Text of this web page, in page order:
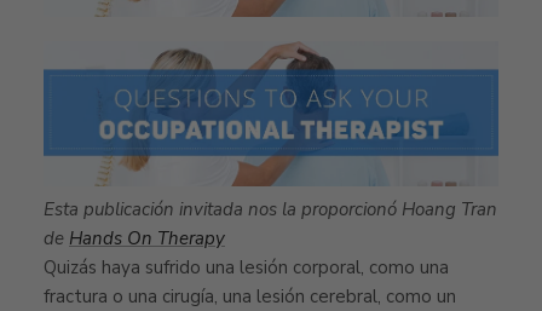
Esta publicación invitada nos la proporcionó Hoang Tran
de Hands On Therapy
Quizás haya sufrido una lesión corporal, como una
fractura o una cirugía, una lesión cerebral, como un